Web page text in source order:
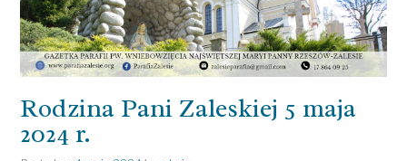
Rodzina Pani Zaleskiej 5 maja
2024 r.